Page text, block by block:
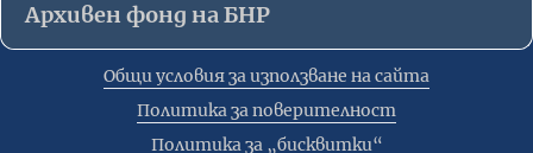
Архивен фонд на БНР
Общи условия за използване на сайта
Политика за поверителност
Политика за „бисквитки“